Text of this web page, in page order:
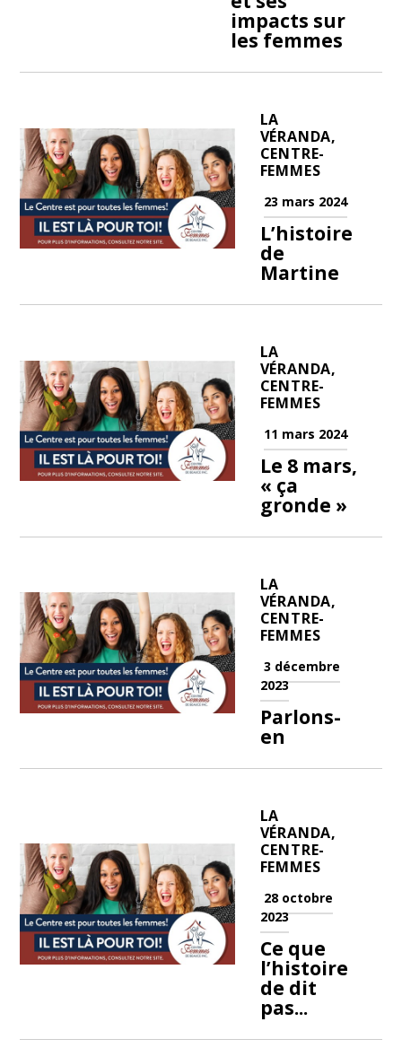
impacts sur
les femmes
LA
VÉRANDA,
CENTRE-
FEMMES
23 mars 2024
L’histoire
de
Martine
LA
VÉRANDA,
CENTRE-
FEMMES
11 mars 2024
Le 8 mars,
« ça
gronde »
LA
VÉRANDA,
CENTRE-
FEMMES
3 décembre
2023
Parlons-
en
LA
VÉRANDA,
CENTRE-
FEMMES
28 octobre
2023
Ce que
l’histoire
de dit
pas...